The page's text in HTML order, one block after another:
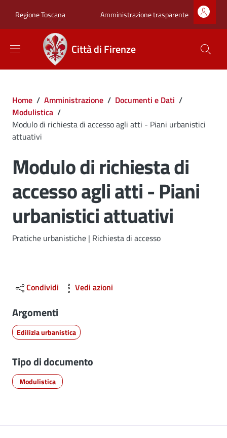
Regione Toscana Zona superiore
Amministrazione trasparente
Città di Firenze
Briciole di pane
Home / Amministrazione / Documenti e Dati /
Modulistica /
Modulo di richiesta di accesso agli atti - Piani urbanistici
attuativi
Modulo di richiesta di
accesso agli atti - Piani
urbanistici attuativi
Dettagli
Pratiche urbanistiche | Richiesta di accesso
Condividi Vedi azioni
Argomenti
Edilizia urbanistica
Tipo di documento
Modulistica